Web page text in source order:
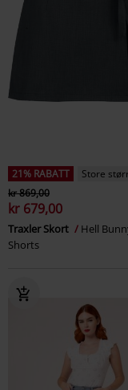
21% RABATT
Store
kr 869,00
kr 679,00
Traxler Skort
Hell
Shorts